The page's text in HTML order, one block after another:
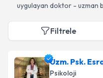
uygulayan doktor - uzman
Filtrele
Uzm. Psk.
Psikoloji